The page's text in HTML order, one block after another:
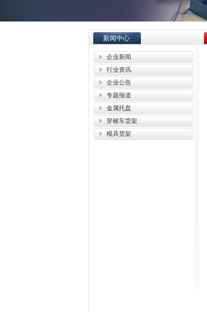
新闻中心
企业新闻
行业资讯
企业公告
专题报道
金属托盘
穿梭车货架
模具货架